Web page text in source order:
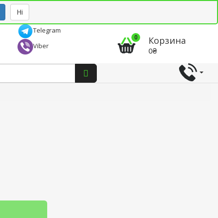
Ні
Telegram
Viber
0 Корзина
0₴